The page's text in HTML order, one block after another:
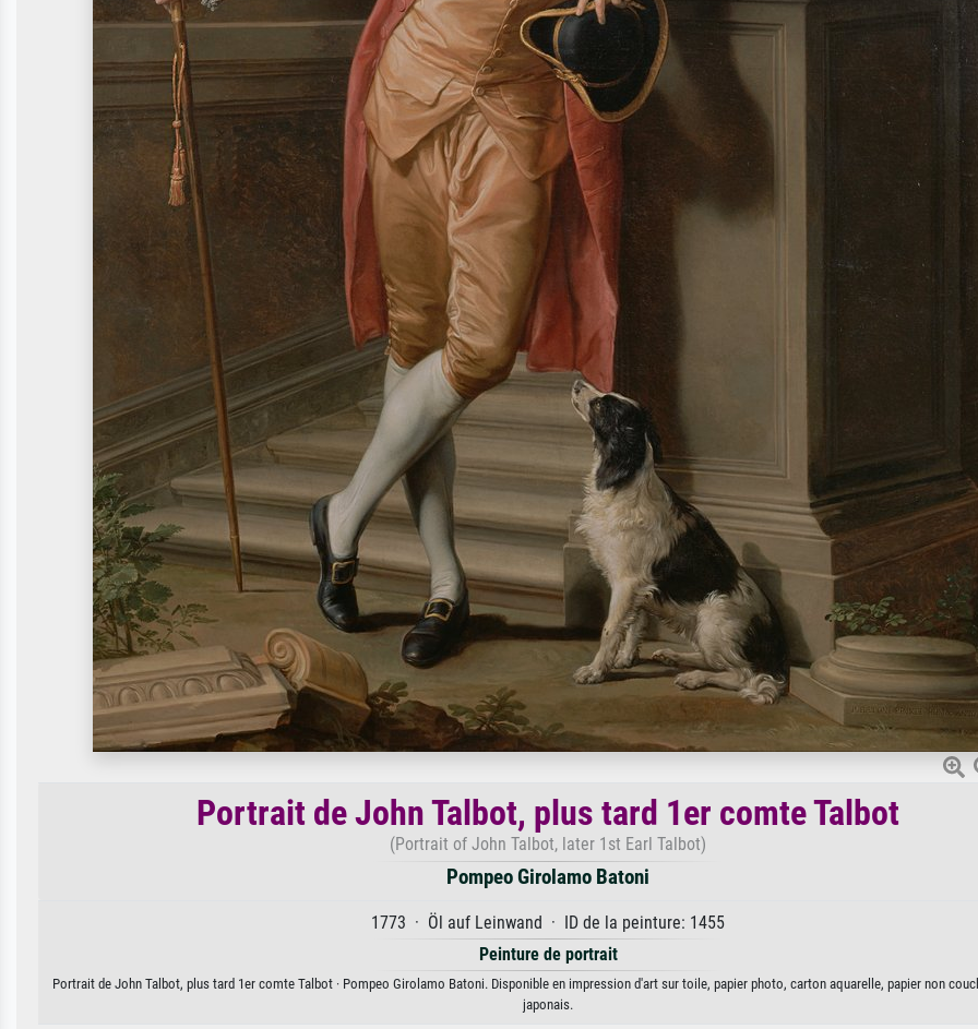
Portrait de John Talbot, plus tard 1er comte Talbot
(Portrait of John Talbot, later 1st Earl Talbot)
Pompeo Girolamo Batoni
1773 · Öl auf Leinwand · ID de la peinture: 1455
Peinture de portrait
Portrait de John Talbot, plus tard 1er comte Talbot · Pompeo Girolamo Batoni. Disponible en impression d'art sur toile, papier photo, carton aquarelle, papier non
japonais.